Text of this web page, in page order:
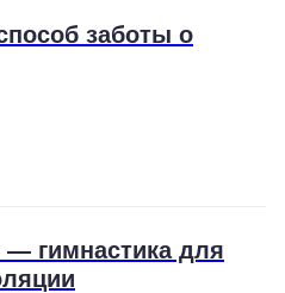
заботы о
гимнастика для